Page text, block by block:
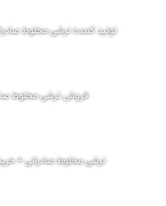
تولید کننده ترشی مخلوط
فروش ترشی مخلوط
ترشی مخلوط صادراتی +